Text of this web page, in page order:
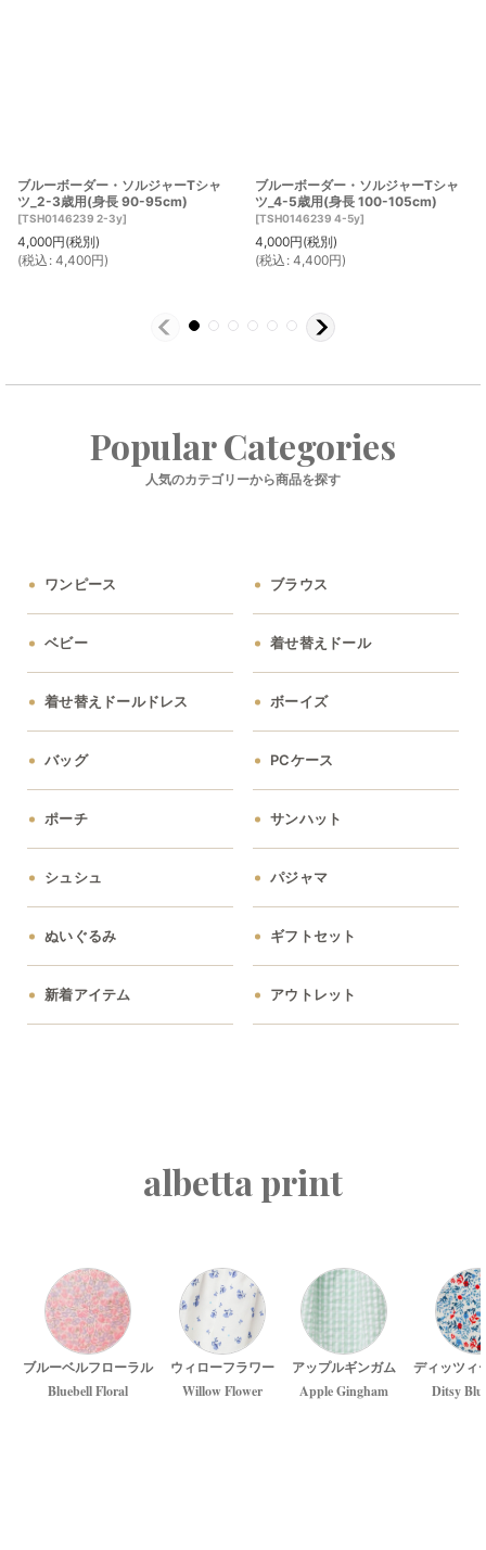
ブルーボーダー・ソルジャーTシャ
ツ_2-3歳用(身長 90-95cm)
[TSH0146239 2-3y]
4,000円(税別)
(税込 : 4,400円)
ブルーボーダー・ソルジャーTシャ
ツ_4-5歳用(身長 100-105cm)
[TSH0146239 4-5y]
4,000円(税別)
(税込 : 4,400円)
Popular Categories
人気のカテゴリーから商品を探す
ワンピース ブラウス
ベビー 着せ替えドール
着せ替えドールドレス ボーイズ
バッグ PCケース
ポーチ サンハット
シュシュ パジャマ
ぬいぐるみ ギフトセット
新着アイテム アウトレット
albetta print
ブルーベルフローラル
Bluebell Floral
ウィローフラワー
Willow Flower
アップルギンガム
Apple Gingham
ディッツィ
Ditsy